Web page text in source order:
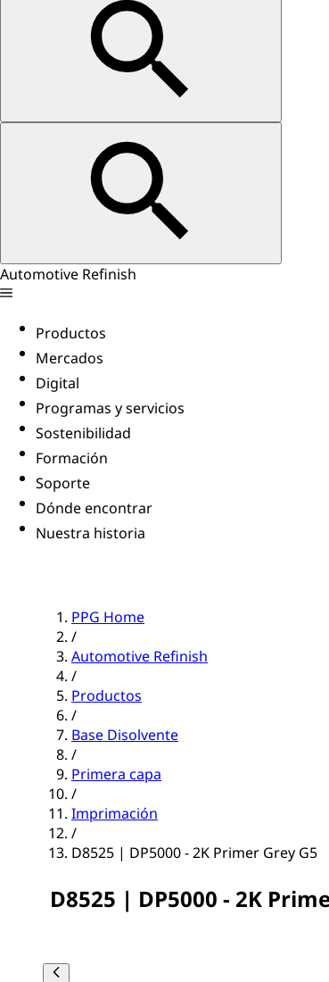
Automotive Refinish
Productos
Mercados
Digital
Programas y servicios
Sostenibilidad
Formación
Soporte
Dónde encontrar
Nuestra historia
PPG Home
/
Automotive Refinish
/
Productos
/
Base Disolvente
/
Primera capa
/
Imprimación
/
D8525 | DP5000 - 2K Primer Grey G5
D8525 | DP5000 - 2K